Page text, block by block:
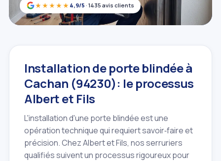
★★★★★ 4,9/5 · 1435 avis clients
Installation de porte blindée à
Cachan (94230): le processus
Albert et Fils
L'installation d'une porte blindée est une
opération technique qui requiert savoir‑faire et
précision. Chez Albert et Fils, nos serruriers
qualifiés suivent un processus rigoureux pour